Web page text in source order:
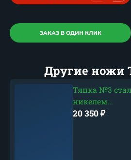
ЗАКАЗ В ОДИН КЛИК
Другие ножи
Тяпка №3
никелем...
20 350₽